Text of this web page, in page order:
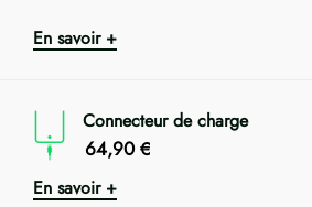
En savoir +
Connecteur de charge
64,90 €
En savoir +